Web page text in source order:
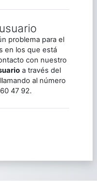
problema para el
en los que está
con nuestro
a través del
al número
47 92.